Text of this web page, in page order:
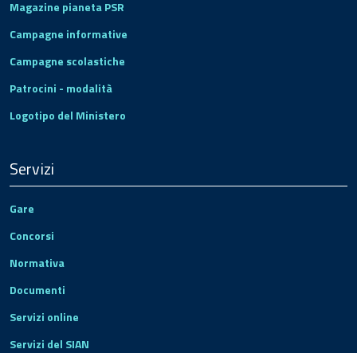
Magazine pianeta PSR
Campagne informative
Campagne scolastiche
Patrocini - modalità
Logotipo del Ministero
Servizi
Gare
Concorsi
Normativa
Documenti
Servizi online
Servizi del SIAN